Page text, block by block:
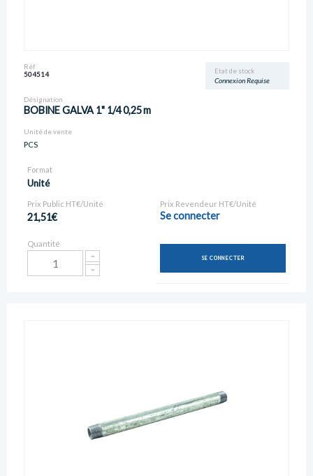
Etat de stock
Connexion Requise
Réf
504514
Désignation
BOBINE GALVA 1" 1/4 0,25 m
Unité de vente
PCS
Format
Unité
Prix Public HT€/Unité
21,51€
Prix Revendeur HT€/Unité
Se connecter
Quantité
SE CONNECTER